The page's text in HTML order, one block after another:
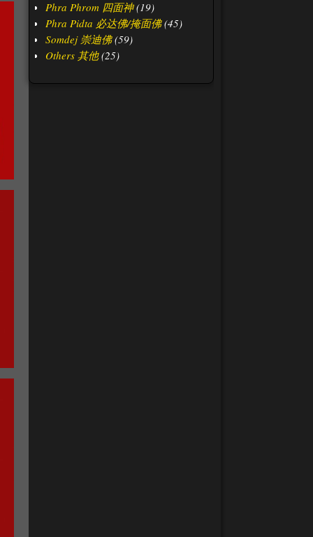
Phra Phrom 四面神 (19)
Phra Pidta 必达佛/掩面佛 (45)
Somdej 崇迪佛 (59)
Others 其他 (25)